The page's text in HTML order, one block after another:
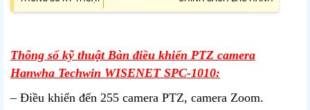
Thông số kỹ thuật Bàn điều khiển PTZ camera
Hanwha Techwin WISENET SPC-1010:
– Điều khiển đến 255 camera PTZ, camera Zoom.